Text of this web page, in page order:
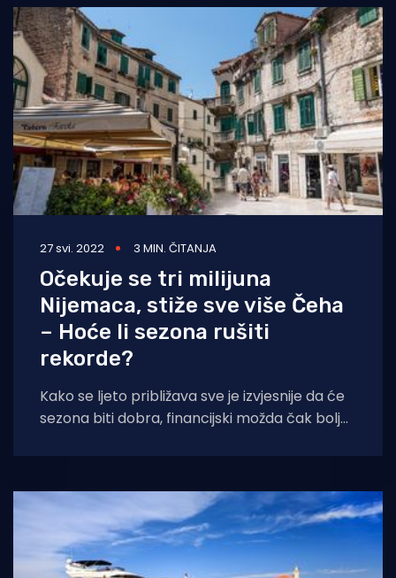
Otoci
Turizam i nautika
Pomorstvo
Ribolov
Ekologija
Tradicija i kultura
27 svi. 2022 3 MIN. ČITANJA
Očekuje se tri milijuna
Nijemaca, stiže sve više Čeha
– Hoće li sezona rušiti
rekorde?
Kako se ljeto približava sve je izvjesnije da će
sezona biti dobra, financijski možda čak bolja